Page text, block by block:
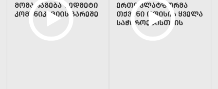
ᲛᲝᲛᲐᲠᲐᲒᲔᲑᲐ ᲖᲔᲓᲛᲔᲢᲘ
ᲙᲝᲛᲣᲜᲘᲙᲐᲪᲘᲘᲡ ᲒᲐᲠᲔᲨᲔ
ᲔᲠᲗᲘ ᲞᲚᲐᲢᲤᲝᲠᲛᲐ
ᲗᲥᲕᲔᲜᲘ ᲝᲤᲘᲡᲘᲡ ᲧᲕᲔᲚᲐ
ᲡᲐᲭᲘᲠᲝᲔᲑᲘᲡᲗᲕᲘᲡ